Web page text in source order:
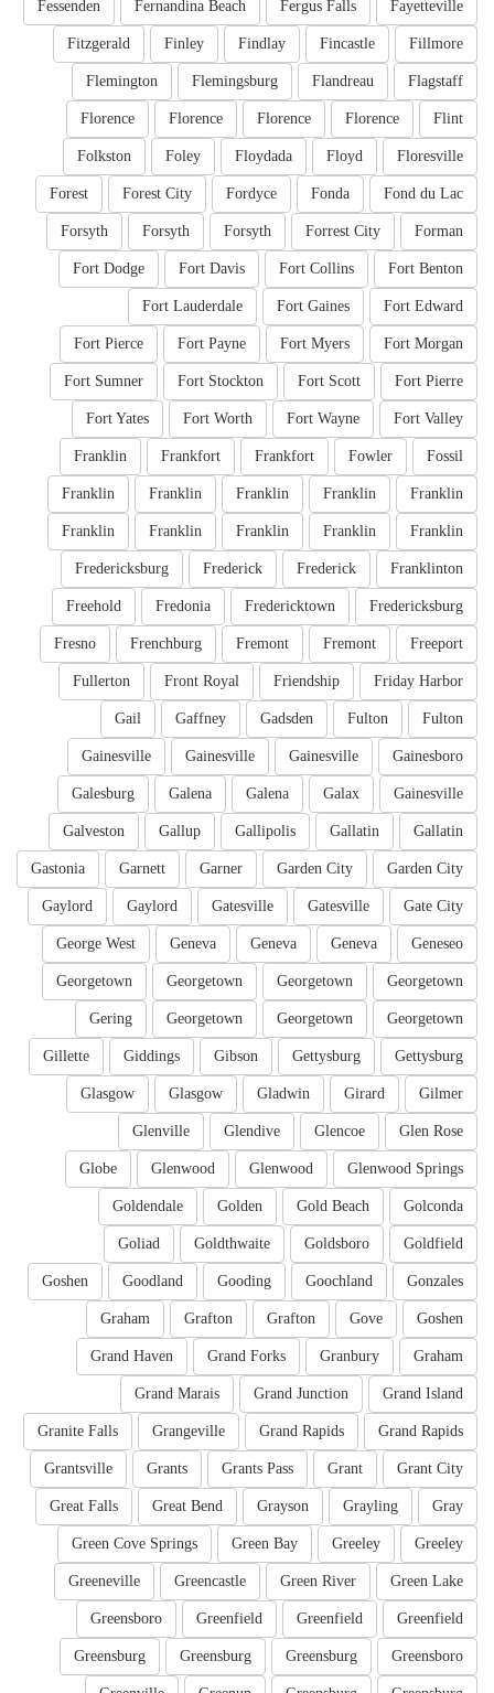
Fayetteville
Fergus Falls
Fernandina Beach
Fessenden
Fillmore
Fincastle
Findlay
Finley
Fitzgerald
Flagstaff
Flandreau
Flemingsburg
Flemington
Flint
Florence
Florence
Florence
Florence
Floresville
Floyd
Floydada
Foley
Folkston
Fond du Lac
Fonda
Fordyce
Forest City
Forest
Forman
Forrest City
Forsyth
Forsyth
Forsyth
Fort Benton
Fort Collins
Fort Davis
Fort Dodge
Fort Edward
Fort Gaines
Fort Lauderdale
Fort Morgan
Fort Myers
Fort Payne
Fort Pierce
Fort Pierre
Fort Scott
Fort Stockton
Fort Sumner
Fort Valley
Fort Wayne
Fort Worth
Fort Yates
Fossil
Fowler
Frankfort
Frankfort
Franklin
Franklin
Franklin
Franklin
Franklin
Franklin
Franklin
Franklin
Franklin
Franklin
Franklin
Franklinton
Frederick
Frederick
Fredericksburg
Fredericksburg
Fredericktown
Fredonia
Freehold
Freeport
Fremont
Fremont
Frenchburg
Fresno
Friday Harbor
Friendship
Front Royal
Fullerton
Fulton
Fulton
Gadsden
Gaffney
Gail
Gainesboro
Gainesville
Gainesville
Gainesville
Gainesville
Galax
Galena
Galena
Galesburg
Gallatin
Gallatin
Gallipolis
Gallup
Galveston
Garden City
Garden City
Garner
Garnett
Gastonia
Gate City
Gatesville
Gatesville
Gaylord
Gaylord
Geneseo
Geneva
Geneva
Geneva
George West
Georgetown
Georgetown
Georgetown
Georgetown
Georgetown
Georgetown
Georgetown
Gering
Gettysburg
Gettysburg
Gibson
Giddings
Gillette
Gilmer
Girard
Gladwin
Glasgow
Glasgow
Glen Rose
Glencoe
Glendive
Glenville
Glenwood Springs
Glenwood
Glenwood
Globe
Golconda
Gold Beach
Golden
Goldendale
Goldfield
Goldsboro
Goldthwaite
Goliad
Gonzales
Goochland
Gooding
Goodland
Goshen
Goshen
Gove
Grafton
Grafton
Graham
Graham
Granbury
Grand Forks
Grand Haven
Grand Island
Grand Junction
Grand Marais
Grand Rapids
Grand Rapids
Grangeville
Granite Falls
Grant City
Grant
Grants Pass
Grants
Grantsville
Gray
Grayling
Grayson
Great Bend
Great Falls
Greeley
Greeley
Green Bay
Green Cove Springs
Green Lake
Green River
Greencastle
Greeneville
Greenfield
Greenfield
Greenfield
Greensboro
Greensboro
Greensburg
Greensburg
Greensburg